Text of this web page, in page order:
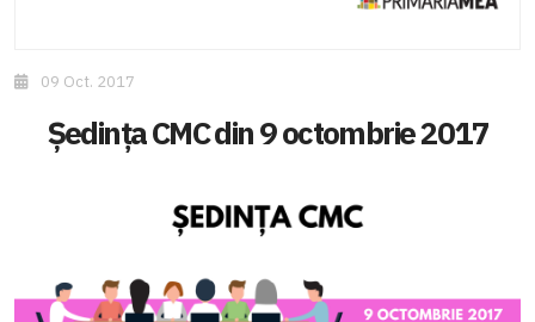
09 Oct. 2017
Ședința CMC din 9 octombrie 2017